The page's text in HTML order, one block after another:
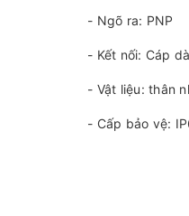
- Ngõ ra: PNP
- Kết nối: Cáp
- Vật liệu: thân
- Cấp bảo vệ: